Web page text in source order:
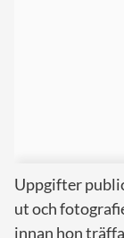
Uppgifter
ut och
innan hon